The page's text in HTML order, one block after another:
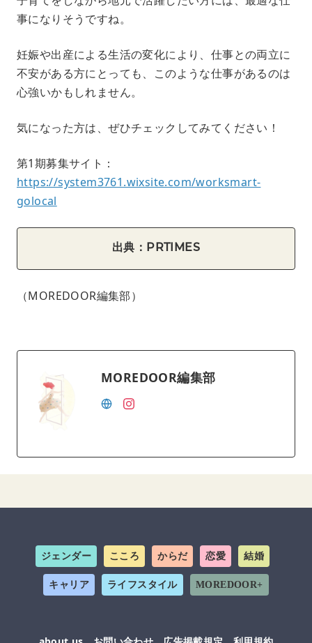
事になりそうですね。
妊娠や出産による生活の変化により、仕事との両立に
不安がある方にとっても、このような仕事があるのは
心強いかもしれません。
気になった方は、ぜひチェックしてみてください！
第1期募集サイト：
https://system3761.wixsite.com/worksmart-
golocal
出典：PRTIMES
（MOREDOOR編集部）
MOREDOOR編集部
ジェンダー こころ からだ 恋愛 結婚
キャリア ライフスタイル MOREDOOR+